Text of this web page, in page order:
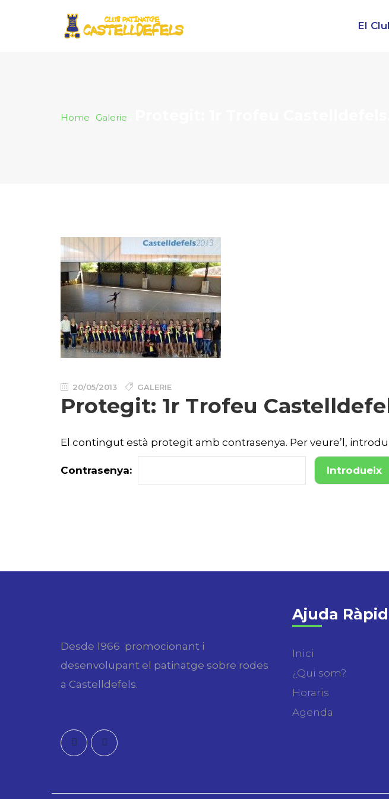
El
Home Galerie
20/05/2013 GALERIE
Protegit: 1r Trofeu
El contingut està protegit amb contrasenya. Per veure’l,
Contrasenya:
Desde 1966 promocionant i
desenvolupant el patinatge sobre rodes
a Castelldefels.
Ajuda
Inici
¿Qui som?
Horaris
Agenda